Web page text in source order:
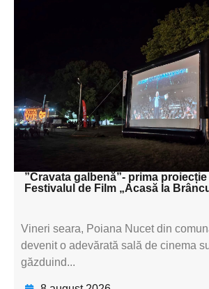
Adaugă aici
subtitluAdaugă
textul pentru
subtitluAdaugă
textul pentru
subtitluAdaugă
textul pentru
”Cravata galbenă”- prima
Festivalul de Film „Acasă la
Vineri seara, Poiana Nucet din
devenit o adevărată sală de cinema
găzduind...